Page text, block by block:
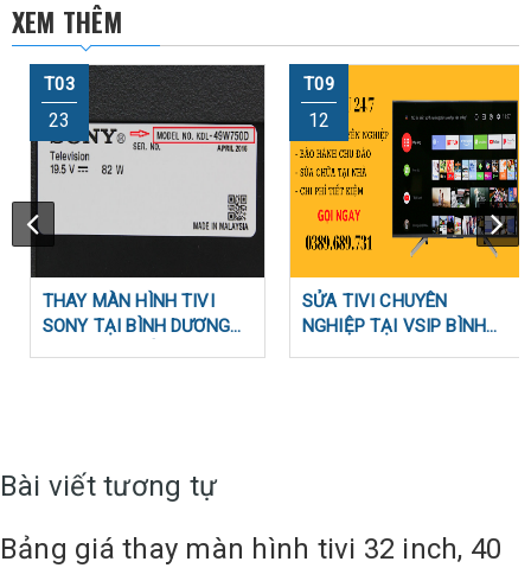
XEM THÊM
T03
23
THAY MÀN HÌNH TIVI
SONY TẠI BÌNH DƯƠNG
T09
12
SỬA TIVI CHUYÊN
NGHIỆP TẠI VSIP BÌNH
Bài viết tương tự
Bảng giá thay màn hình tivi 32 inch, 40